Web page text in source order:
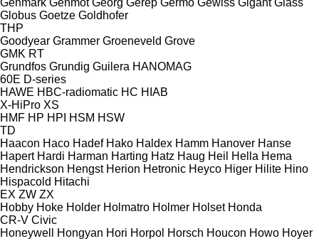
Globus Goetze Goldhofer
THP
Goodyear Grammer Groeneveld Grove
GMK RT
Grundfos Grundig Guilera HANOMAG
60E D-series
HAWE HBC-radiomatic HC HIAB
X-HiPro XS
HMF HP HPI HSM HSW
TD
Haacon Haco Hadef Hako Haldex Hamm Hanover Hanse
Hapert Hardi Harman Harting Hatz Haug Heil Hella Hema
Hendrickson Hengst Herion Hetronic Heyco Higer Hilite Hino
Hispacold Hitachi
EX ZW ZX
Hobby Hoke Holder Holmatro Holmer Holset Honda
CR-V Civic
Honeywell
Hongyan Hori Horpol Horsch Houcon Howo Hoyer